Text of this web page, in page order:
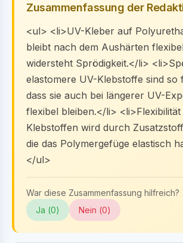
Zusammenfassung der
<ul> <li>UV-Kleber auf
bleibt nach dem Aushärten
widersteht Sprödigkeit.</li>
elastomere UV-Klebstoffe sind so
dass sie auch bei längerer UV-
flexibel bleiben.</li> <li>Flexibilität
Klebstoffen wird durch
die das Polymergefüge elastisch
</ul>
War diese Zusammenfassung hilfreich?
Ja (0) Nein (0)